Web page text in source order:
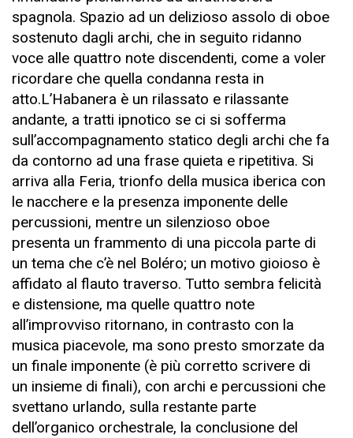
spagnola. Spazio ad un delizioso assolo di oboe
sostenuto dagli archi, che in seguito ridanno
voce alle quattro note discendenti, come a voler
ricordare che quella condanna resta in
atto.L’Habanera è un rilassato e rilassante
andante, a tratti ipnotico se ci si sofferma
sull’accompagnamento statico degli archi che fa
da contorno ad una frase quieta e ripetitiva. Si
arriva alla Feria, trionfo della musica iberica con
le nacchere e la presenza imponente delle
percussioni, mentre un silenzioso oboe
presenta un frammento di una piccola parte di
un tema che c’è nel Boléro; un motivo gioioso è
affidato al flauto traverso. Tutto sembra felicità
e distensione, ma quelle quattro note
all’improvviso ritornano, in contrasto con la
musica piacevole, ma sono presto smorzate da
un finale imponente (è più corretto scrivere di
un insieme di finali), con archi e percussioni che
svettano urlando, sulla restante parte
dell’organico orchestrale, la conclusione del